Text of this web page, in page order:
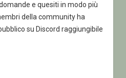
e quesiti in modo più
della community ha
su Discord raggiungibile